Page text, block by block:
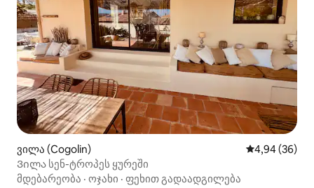
ვილა (Cogolin) საშუალო
4,94 (36)
Ვილა სენ-ტროპეს ყურეში
მდებარეობა · ოჯახი · ფეხით გადაადგილება